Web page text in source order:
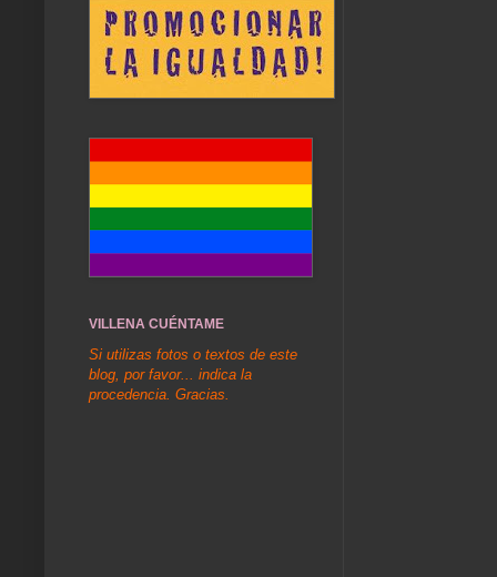
VILLENA CUÉNTAME
Si utilizas fotos o textos de este
blog, por favor... indica la
procedencia. Gracias.